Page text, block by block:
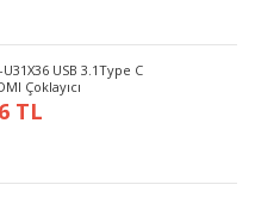
USB 3.1Type C
Çoklayıcı
TL